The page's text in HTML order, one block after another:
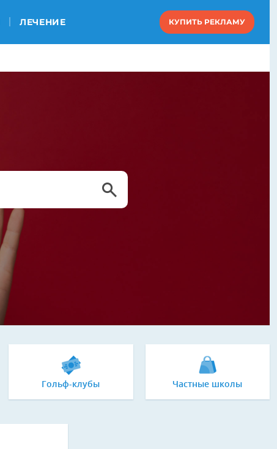
ЛЕЧЕНИЕ КУПИТЬ РЕКЛАМУ
Гольф-клубы Частные школы